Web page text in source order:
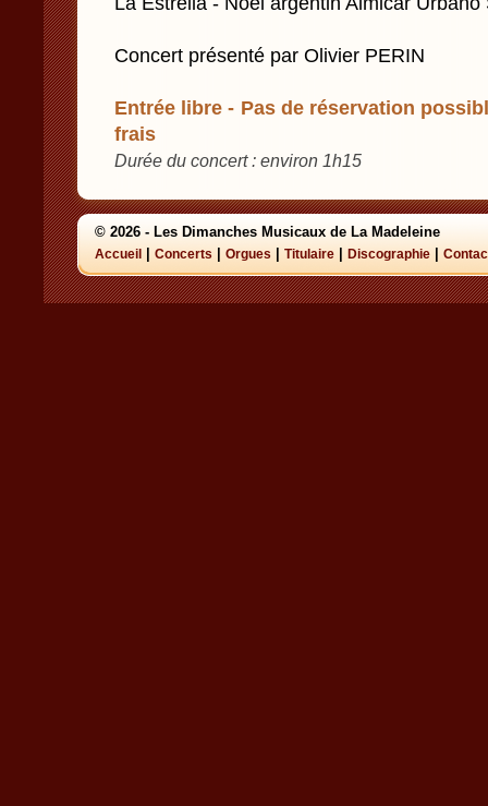
Concert présenté par Olivier PERIN
Entrée libre - Pas de réservation
frais
Durée du concert : environ 1h15
© 2026 - Les Dimanches Musicaux de La Madeleine
Accueil Concerts Orgues Titulaire Discographie